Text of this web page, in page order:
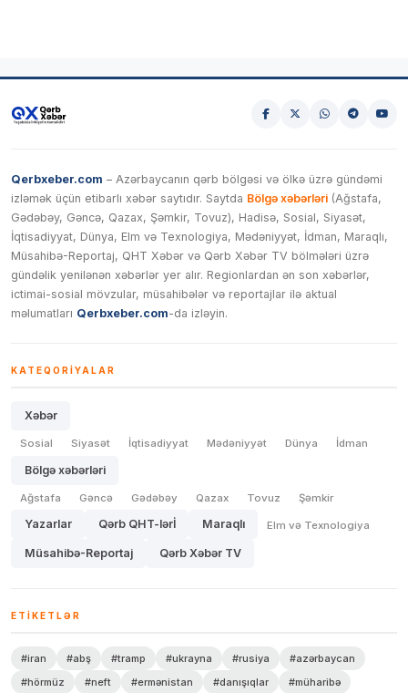
Qerbxeber.com – Azərbaycanın qərb bölgəsi və ölkə üzrə gündəmi
izləmək üçün etibarlı xəbər saytıdır. Saytda Bölgə xəbərləri (Ağstafa,
Gədəbəy, Gəncə, Qazax, Şəmkir, Tovuz), Hadisə, Sosial, Siyasət,
İqtisadiyyat, Dünya, Elm və Texnologiya, Mədəniyyət, İdman, Maraqlı,
Müsahibə-Reportaj, QHT Xəbər və Qərb Xəbər TV bölmələri üzrə
gündəlik yenilənən xəbərlər yer alır. Regionlardan ən son xəbərlər,
ictimai-sosial mövzular, müsahibələr və reportajlar ilə aktual
məlumatları Qerbxeber.com-da izləyin.
KATEQORIYALAR
Xəbər
Sosial Siyasət İqtisadiyyat Mədəniyyət Dünya İdman
Bölgə xəbərləri
Ağstafa Gəncə Gədəbəy Qazax Tovuz Şəmkir
Yazarlar Qərb QHT-lərİ Maraqlı Elm və Texnologiya
Müsahibə-Reportaj Qərb Xəbər TV
ETIKETLƏR
#iran #abş #tramp #ukrayna #rusiya
#azərbaycan
#hörmüz
#neft #ermənistan #danışıqlar #müharibə